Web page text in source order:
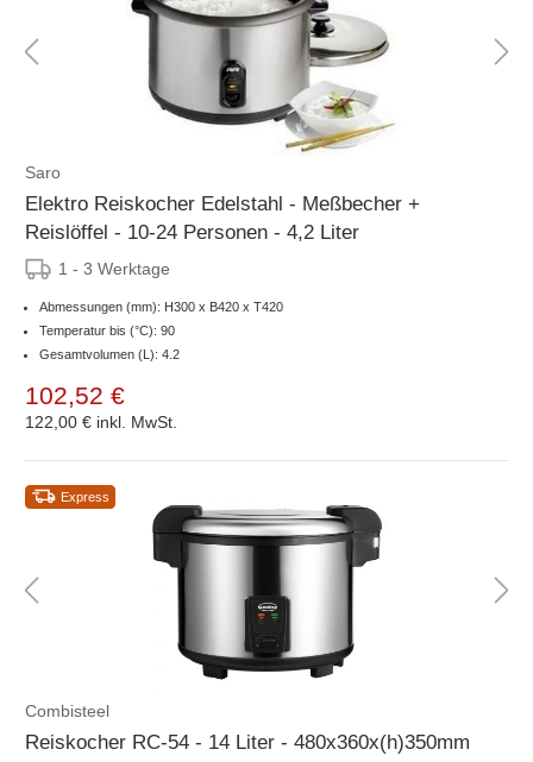
Saro
Elektro Reiskocher Edelstahl - Meßbecher +
Reislöffel - 10-24 Personen - 4,2 Liter
1 - 3 Werktage
Abmessungen (mm): H300 x B420 x T420
Temperatur bis (°C): 90
Gesamtvolumen (L): 4.2
102,52 €
122,00 € inkl. MwSt.
Express
Combisteel
Reiskocher RC-54 - 14 Liter - 480x360x(h)350mm